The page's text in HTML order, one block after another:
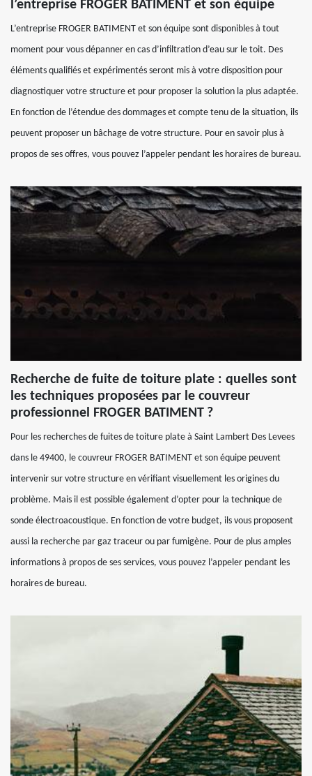
l’entreprise FROGER BATIMENT et son équipe
L’entreprise FROGER BATIMENT et son équipe sont disponibles à tout
moment pour vous dépanner en cas d’infiltration d’eau sur le toit. Des
éléments qualifiés et expérimentés seront mis à votre disposition pour
diagnostiquer votre structure et pour proposer la solution la plus adaptée.
En fonction de l’étendue des dommages et compte tenu de la situation, ils
peuvent proposer un bâchage de votre structure. Pour en savoir plus à
propos de ses offres, vous pouvez l’appeler pendant les horaires de bureau.
Recherche de fuite de toiture plate : quelles sont
les techniques proposées par le couvreur
professionnel FROGER BATIMENT ?
Pour les recherches de fuites de toiture plate à Saint Lambert Des Levees
dans le 49400, le couvreur FROGER BATIMENT et son équipe peuvent
intervenir sur votre structure en vérifiant visuellement les origines du
problème. Mais il est possible également d’opter pour la technique de
sonde électroacoustique. En fonction de votre budget, ils vous proposent
aussi la recherche par gaz traceur ou par fumigène. Pour de plus amples
informations à propos de ses services, vous pouvez l’appeler pendant les
horaires de bureau.